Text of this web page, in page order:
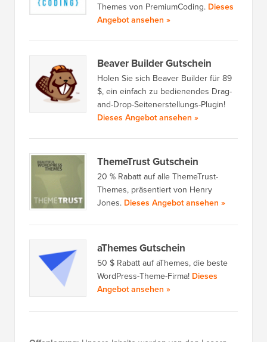
Themes von PremiumCoding. Dieses
Angebot ansehen »
Beaver Builder Gutschein
Holen Sie sich Beaver Builder für 89
$, ein einfach zu bedienendes Drag-
and-Drop-Seitenerstellungs-Plugin!
Dieses Angebot ansehen »
ThemeTrust Gutschein
20 % Rabatt auf alle ThemeTrust-
Themes, präsentiert von Henry
Jones. Dieses Angebot ansehen »
aThemes Gutschein
50 $ Rabatt auf aThemes, die beste
WordPress-Theme-Firma! Dieses
Angebot ansehen »